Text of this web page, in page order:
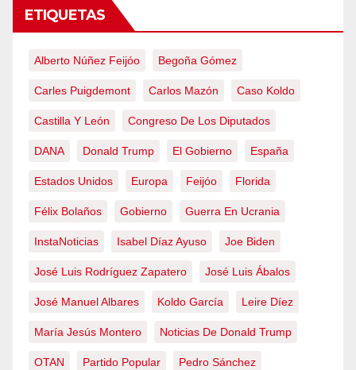
ETIQUETAS
Alberto Núñez Feijóo Begoña Gómez
Carles Puigdemont Carlos Mazón Caso Koldo
Castilla Y León Congreso De Los Diputados
DANA Donald Trump El Gobierno España
Estados Unidos Europa Feijóo Florida
Félix Bolaños Gobierno Guerra En Ucrania
InstaNoticias Isabel Díaz Ayuso Joe Biden
José Luis Rodríguez Zapatero José Luis Ábalos
José Manuel Albares Koldo García Leire Díez
María Jesús Montero Noticias De Donald Trump
OTAN Partido Popular Pedro Sánchez